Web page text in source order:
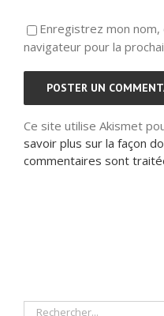
Enregistrez mon
navigateur pour la
Ce site utilise Akismet
savoir plus sur la façon
commentaires sont
Rechercher: